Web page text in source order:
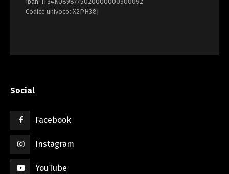
Codice univoco: X2PH38J
Social
Facebook
Instagram
YouTube